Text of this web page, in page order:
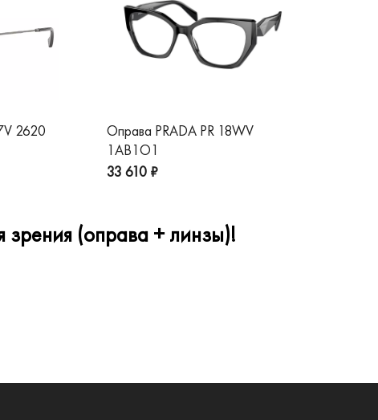
2620
Оправа PRADA PR 18WV
1AB1O1
33 610 ₽
(оправа + линзы)!